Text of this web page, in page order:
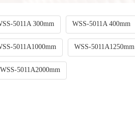
5011A 300mm WSS-5011A 400mm
5011A1000mm WSS-5011A1250mm
WSS-5011A2000mm